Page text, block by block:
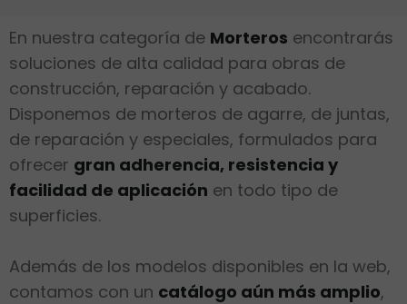
En nuestra categoría de Morteros encontrarás
soluciones de alta calidad para obras de
construcción, reparación y acabado.
Disponemos de morteros de agarre, de juntas,
de reparación y especiales, formulados para
ofrecer gran adherencia, resistencia y
facilidad de aplicación en todo tipo de
superficies.
Además de los modelos disponibles en la web,
contamos con un catálogo aún más amplio,